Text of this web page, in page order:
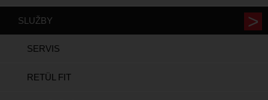
SLUŽBY
SERVIS
RETÜL FIT